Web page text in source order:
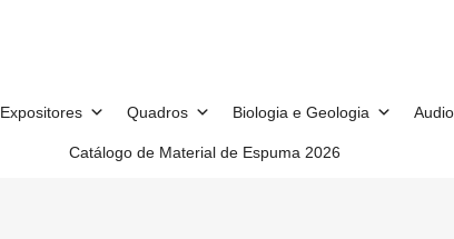
Expositores Quadros Biologia e Geologia
Catálogo de Material de Espuma 2026